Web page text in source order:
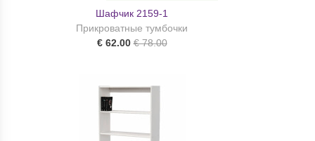
Шафчик 2159-1
Прикроватные тумбочки
€ 62.00 € 78.00